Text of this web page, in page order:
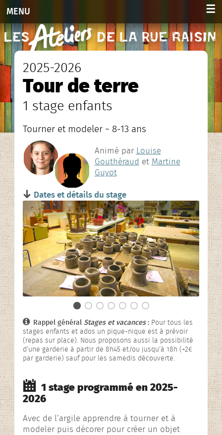
MENU ☰
Accueil
Activités
Adultes 2026-2027
Enfants et ados 2026-2027
Planning hebdo. 2026-2027
Agenda des stages
Agenda
Infos et contacts
L’association
Rencontres contées
En images…
2025-2026
Tour de terre
1 stage enfants
Tourner et modeler ~ 8-13 ans
Animé par
Louise
Gouthéraud et Martine
Guyot
Dates et détails du stage
Rappel général Stages et vacances: Pour tous les
stages enfants et ados un pique-nique est à prévoir
(repas sur place). Nous proposons aussi la possibilité
d’une garderie à partir de 8h45 et/ou jusqu’à 18h (+2€
par garderie) sauf pour les samedis découverte.
1 stage programmé en 2025-
2026
Avec de l’argile apprendre à tourner et à
modeler puis décorer pour créer un objet